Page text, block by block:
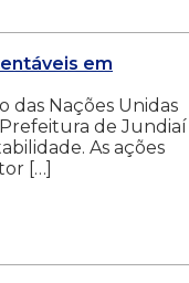
em
das Nações Unidas
de Jundiaí
As ações
[…]